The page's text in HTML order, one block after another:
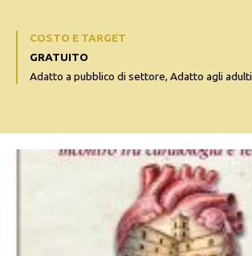
COSTO E TARGET
GRATUITO
Adatto a pubblico di settore, Adatto agli adulti